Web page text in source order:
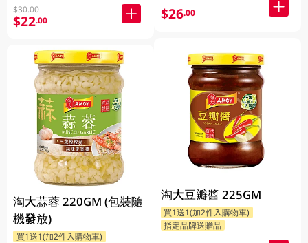
$30.00
$22.00
淘大蒜蓉 220GM (包裝隨
機發放)
買1送1(加2件入購物車)
$26.00
淘大豆瓣醬 225GM
買1送1(加2件入購物車)
指定品牌送贈品